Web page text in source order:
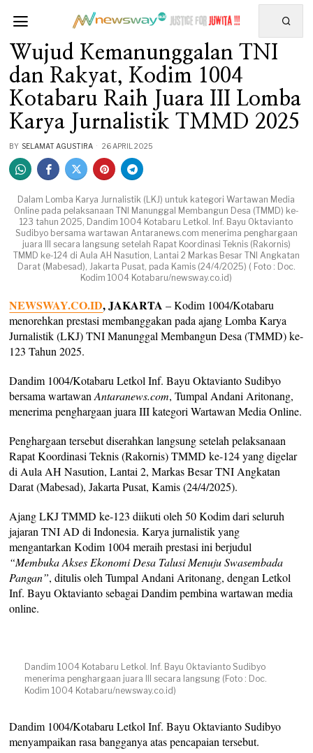
Wujud Kemanunggalan TNI
dan Rakyat, Kodim 1004
Kotabaru Raih Juara III Lomba
Karya Jurnalistik TMMD 2025
BY SELAMAT AGUSTIRA 26 APRIL 2025
Dalam Lomba Karya Jurnalistik (LKJ) untuk kategori Wartawan Media
Online pada pelaksanaan TNI Manunggal Membangun Desa (TMMD) ke-
123 tahun 2025, Dandim 1004 Kotabaru Letkol. Inf. Bayu Oktavianto
Sudibyo bersama wartawan Antaranews.com menerima penghargaan
juara III secara langsung setelah Rapat Koordinasi Teknis (Rakornis)
TMMD ke-124 di Aula AH Nasution, Lantai 2 Markas Besar TNI Angkatan
Darat (Mabesad), Jakarta Pusat, pada Kamis (24/4/2025) ( Foto : Doc.
Kodim 1004 Kotabaru/newsway.co.id)
NEWSWAY.CO.ID, JAKARTA – Kodim 1004/Kotabaru
menorehkan prestasi membanggakan pada ajang Lomba Karya
Jurnalistik (LKJ) TNI Manunggal Membangun Desa (TMMD) ke-
123 Tahun 2025.
Dandim 1004/Kotabaru Letkol Inf. Bayu Oktavianto Sudibyo
bersama wartawanAntaranews.com, Tumpal Andani Aritonang,
menerima penghargaan juara III kategori Wartawan Media Online.
Penghargaan tersebut diserahkan langsung setelah pelaksanaan
Rapat Koordinasi Teknis (Rakornis) TMMD ke-124 yang digelar
di Aula AH Nasution, Lantai 2, Markas Besar TNI Angkatan
Darat (Mabesad), Jakarta Pusat, Kamis (24/4/2025).
Ajang LKJ TMMD ke-123 diikuti oleh 50 Kodim dari seluruh
jajaran TNI AD di Indonesia. Karya jurnalistik yang
mengantarkan Kodim 1004 meraih prestasi ini berjudul
“Membuka Akses Ekonomi Desa Talusi Menuju Swasembada
Pangan”, ditulis oleh Tumpal Andani Aritonang, dengan Letkol
Inf. Bayu Oktavianto sebagai Dandim pembina wartawan media
online.
Dandim 1004 Kotabaru Letkol. Inf. Bayu Oktavianto Sudibyo
menerima penghargaan juara III secara langsung (Foto : Doc.
Kodim 1004 Kotabaru/newsway.co.id)
Dandim 1004/Kotabaru Letkol Inf. Bayu Oktavianto Sudibyo
menyampaikan rasa bangganya atas pencapaian tersebut.